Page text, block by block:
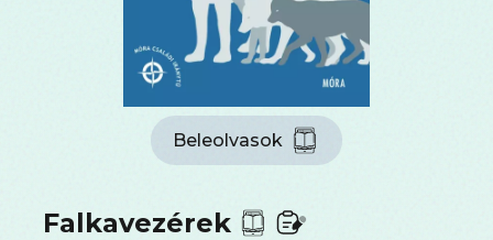
Beleolvasok
Falkavezérek